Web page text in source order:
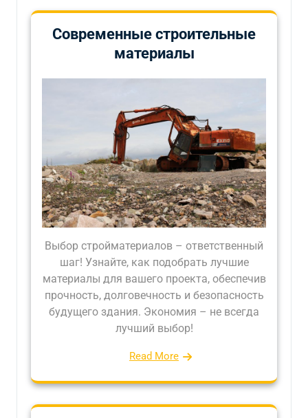
Современные строительные
материалы
Выбор стройматериалов – ответственный
шаг! Узнайте, как подобрать лучшие
материалы для вашего проекта, обеспечив
прочность, долговечность и безопасность
будущего здания. Экономия – не всегда
лучший выбор!
Read More